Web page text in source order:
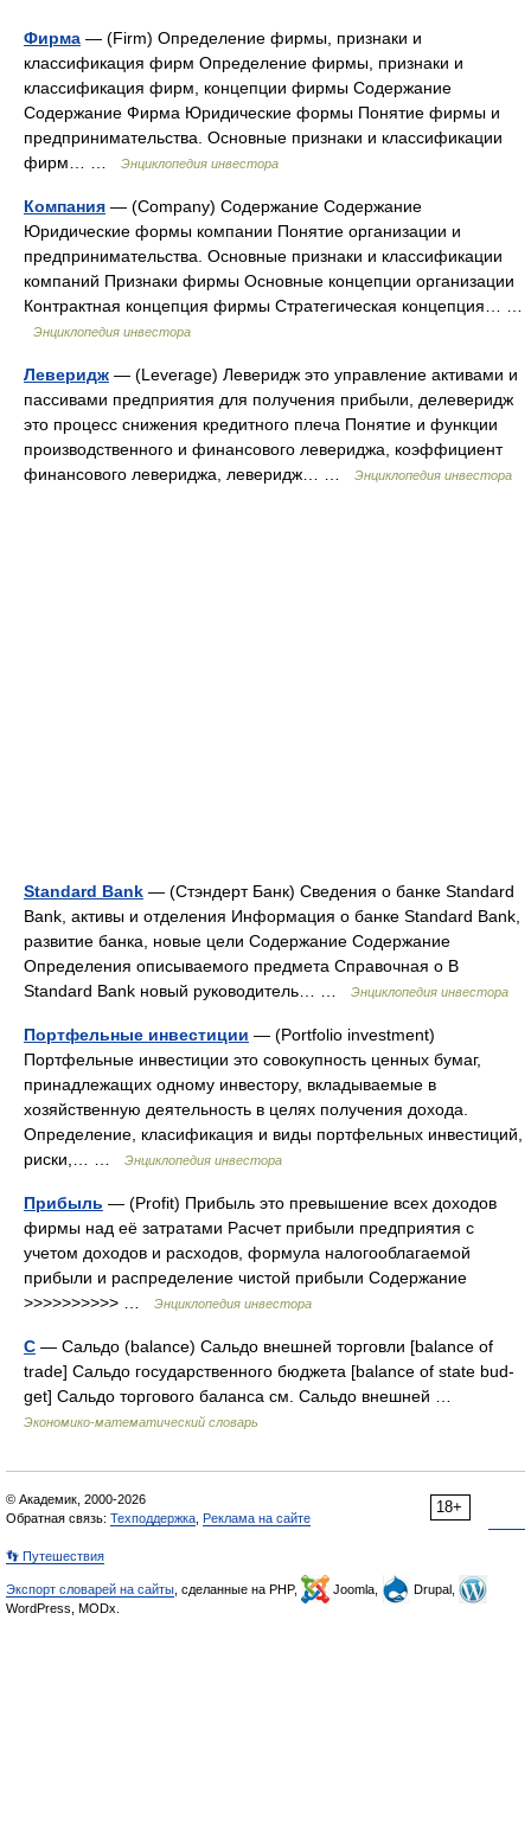
Фирма — (Firm) Определение фирмы, признаки и
классификация фирм Определение фирмы, признаки и
классификация фирм, концепции фирмы Содержание
Содержание Фирма Юридические формы Понятие фирмы и
предпринимательства. Основные признаки и классификации
фирм… …
Энциклопедия инвестора
Компания — (Company) Содержание Содержание
Юридические формы компании Понятие организации и
предпринимательства. Основные признаки и классификации
компаний Признаки фирмы Основные концепции организации
Контрактная концепция фирмы Стратегическая концепция… …
Энциклопедия инвестора
Леверидж — (Leverage) Леверидж это управление активами и
пассивами предприятия для получения прибыли, делеверидж
это процесс снижения кредитного плеча Понятие и функции
производственного и финансового левериджа, коэффициент
финансового левериджа, леверидж… …
Энциклопедия инвестора
Standard Bank — (Стэндерт Банк) Сведения о банке Standard
Bank, активы и отделения Информация о банке Standard Bank,
развитие банка, новые цели Содержание Содержание
Определения описываемого предмета Справочная о В
Standard Bank новый руководитель… …
Энциклопедия инвестора
Портфельные инвестиции — (Portfolio investment)
Портфельные инвестиции это совокупность ценных бумаг,
принадлежащих одному инвестору, вкладываемые в
хозяйственную деятельность в целях получения дохода.
Определение, класификация и виды портфельных инвестиций,
риски,… …
Энциклопедия инвестора
Прибыль — (Profit) Прибыль это превышение всех доходов
фирмы над её затратами Расчет прибыли предприятия с
учетом доходов и расходов, формула налогооблагаемой
прибыли и распределение чистой прибыли Содержание
>>>>>>>>>> …
Энциклопедия инвестора
С — Сальдо (balance) Cальдо внешней торговли [balance of
trade] Сальдо государственного бюджета [balance of state bud­
get] Сальдо торгового баланса см. Сальдо внешней …
Экономико-математический словарь
18+
© Академик, 2000-2026
Обратная связь: Техподдержка Реклама на сайте
👣 Путешествия
Экспорт словарей на сайты , сделанные на PHP, Joomla,
Drupal,
WordPress, MODx.